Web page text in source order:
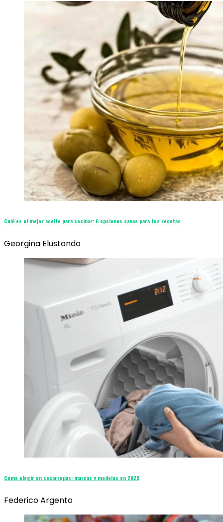
Cuál es el mejor aceite para cocinar: 6 opciones sanas para tus recetas
Georgina Elustondo
Cómo elegir un secarropas: marcas y modelos en 2025
Federico Argento